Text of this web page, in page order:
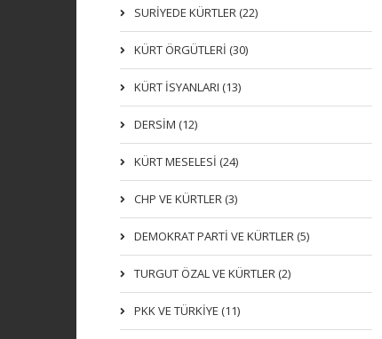
SURİYEDE KÜRTLER (22)
KÜRT ÖRGÜTLERİ (30)
KÜRT İSYANLARI (13)
DERSIM (12)
KÜRT MESELESİ (24)
CHP VE KÜRTLER (3)
DEMOKRAT PARTI VE KÜRTLER (5)
TURGUT ÖZAL VE KÜRTLER (2)
PKK VE TÜRKIYE (11)